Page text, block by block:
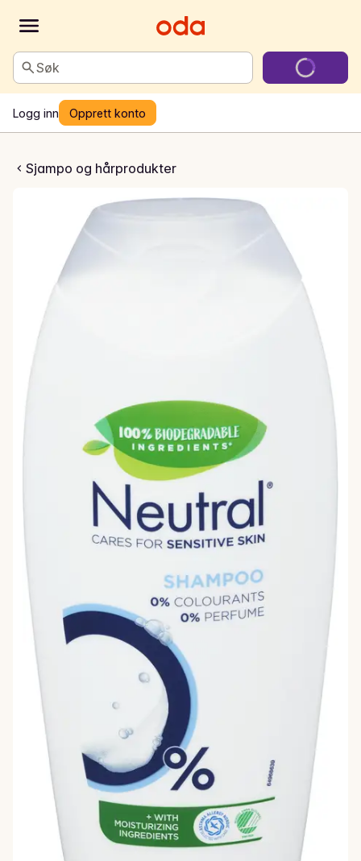
Søk
Logg inn Opprett konto
Sjampo og hårprodukter